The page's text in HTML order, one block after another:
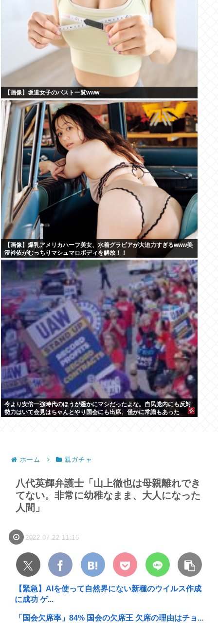
【画像】坂道女子のバスト一覧www
【画像】爆乳アメリカハーフ美女、水着グラビアが大迫力すぎるwww美
澄衿依がむっちりマシュマロボディを解放！！
今より安倍一強時代のほうが遥かにマシだったよな。自民党内にも反対
勢力はいて会見はちゃんとやり国会にも出席、僅かに常識もあった
ホーム 親ガチャ
八代英輝弁護士「山上徹也は母親離れでき
てない。非常に幼稚なまま、大人になった
人間」
2022.07.22 11:15
【緊急】AIを使って自然界にない新種のウイルス作成
に成功 ゲ...
「国会欠席率」84% 国会の欠席王 欠席の理由はチョ...